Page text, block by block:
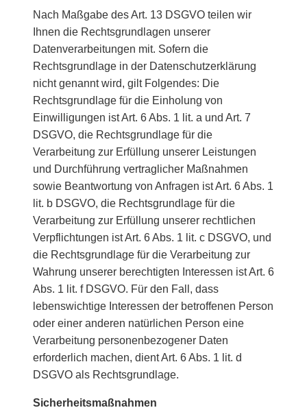
Nach Maßgabe des Art. 13 DSGVO teilen wir
Ihnen die Rechtsgrundlagen unserer
Datenverarbeitungen mit. Sofern die
Rechtsgrundlage in der Datenschutzerklärung
nicht genannt wird, gilt Folgendes: Die
Rechtsgrundlage für die Einholung von
Einwilligungen ist Art. 6 Abs. 1 lit. a und Art. 7
DSGVO, die Rechtsgrundlage für die
Verarbeitung zur Erfüllung unserer Leistungen
und Durchführung vertraglicher Maßnahmen
sowie Beantwortung von Anfragen ist Art. 6 Abs. 1
lit. b DSGVO, die Rechtsgrundlage für die
Verarbeitung zur Erfüllung unserer rechtlichen
Verpflichtungen ist Art. 6 Abs. 1 lit. c DSGVO, und
die Rechtsgrundlage für die Verarbeitung zur
Wahrung unserer berechtigten Interessen ist Art. 6
Abs. 1 lit. f DSGVO. Für den Fall, dass
lebenswichtige Interessen der betroffenen Person
oder einer anderen natürlichen Person eine
Verarbeitung personenbezogener Daten
erforderlich machen, dient Art. 6 Abs. 1 lit. d
DSGVO als Rechtsgrundlage.
Sicherheitsmaßnahmen